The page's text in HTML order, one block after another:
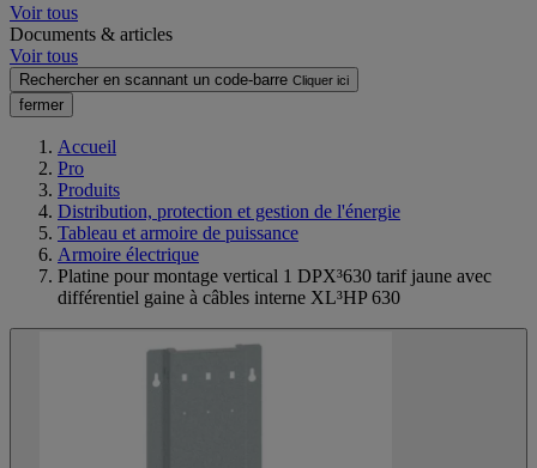
Voir tous
Documents & articles
Voir tous
Rechercher en scannant un code-barre Cliquer ici
fermer
Accueil
Pro
Produits
Distribution, protection et gestion de l'énergie
Tableau et armoire de puissance
Armoire électrique
Platine pour montage vertical 1 DPX³630 tarif jaune avec
différentiel gaine à câbles interne XL³HP 630